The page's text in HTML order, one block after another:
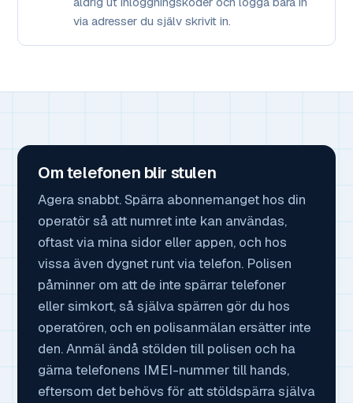
via adresser du själv skrivit in.
Om telefonen blir stulen
Agera snabbt. Spärra abonnemanget hos din
operatör så att numret inte kan användas,
oftast via mina sidor eller appen, och hos
vissa även dygnet runt via telefon. Polisen
påminner om att de inte spärrar telefoner
eller simkort, så själva spärren gör du hos
operatören, och en polisanmälan ersätter inte
den. Anmäl ändå stölden till polisen och ha
gärna telefonens IMEI-nummer till hands,
eftersom det behövs för att stöldspärra själva